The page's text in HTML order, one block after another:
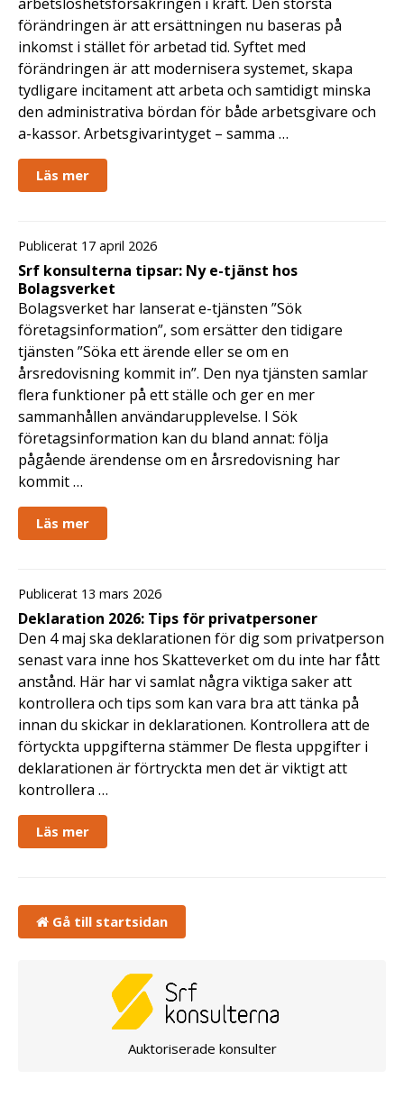
förändringen är att ersättningen nu baseras på
inkomst i stället för arbetad tid. Syftet med
förändringen är att modernisera systemet, skapa
tydligare incitament att arbeta och samtidigt minska
den administrativa bördan för både arbetsgivare och
a-kassor. Arbetsgivarintyget – samma …
Läs mer
Publicerat 17 april 2026
Srf konsulterna tipsar: Ny e-tjänst hos
Bolagsverket
Bolagsverket har lanserat e-tjänsten ”Sök
företagsinformation”, som ersätter den tidigare
tjänsten ”Söka ett ärende eller se om en
årsredovisning kommit in”. Den nya tjänsten samlar
flera funktioner på ett ställe och ger en mer
sammanhållen användarupplevelse. I Sök
företagsinformation kan du bland annat: följa
pågående ärendense om en årsredovisning har
kommit …
Läs mer
Publicerat 13 mars 2026
Deklaration 2026: Tips för privatpersoner
Den 4 maj ska deklarationen för dig som privatperson
senast vara inne hos Skatteverket om du inte har fått
anstånd. Här har vi samlat några viktiga saker att
kontrollera och tips som kan vara bra att tänka på
innan du skickar in deklarationen. Kontrollera att de
förtyckta uppgifterna stämmer De flesta uppgifter i
deklarationen är förtryckta men det är viktigt att
kontrollera …
Läs mer
Gå till startsidan
Auktoriserade konsulter